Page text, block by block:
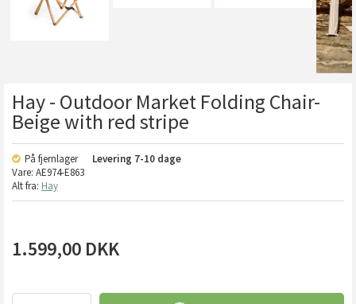
Hay - Outdoor Market Folding Chair-
Beige with red stripe
På fjernlager Levering 7-10 dage
Vare: AE974-E863
Alt fra: Hay
1.599,00 DKK